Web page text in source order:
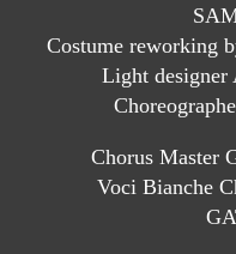
Costume reworking
Light
Chorus
Voci Bianche